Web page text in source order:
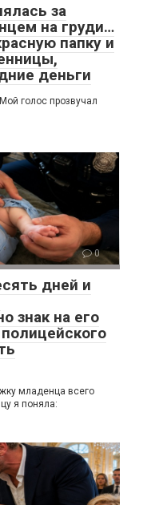
за
на груди…
папку и
деньги
голос прозвучал
0
дней и
знак на его
младенца всего
я поняла: